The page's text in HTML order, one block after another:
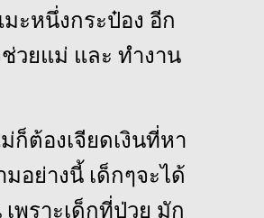
ะหนึ่งกระป๋อง อีก
วยแม่ และ ทำงาน
ก็ต้องเจียดเงินที่หา
อย่างนี้ เด็กๆจะได้
พราะเด็กที่ป่วย มัก